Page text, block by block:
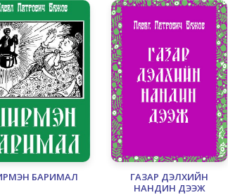
БАРИМАЛ
ГАЗАР ДЭЛХИЙН
НАНДИН ДЭЭЖ